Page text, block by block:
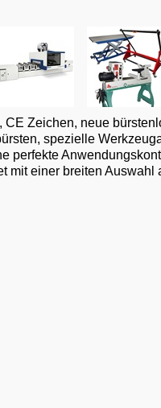
Zeichen, neue
spezielle
perfekte
einer breiten